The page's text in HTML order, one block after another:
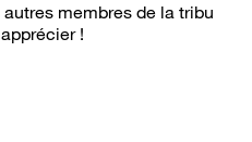
membres de la tribu
!